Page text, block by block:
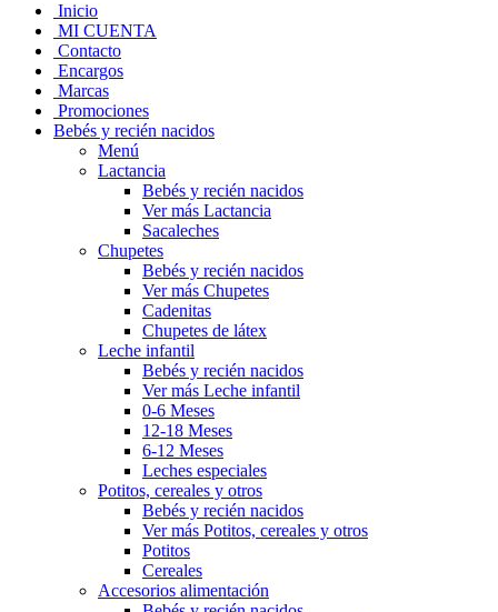
Inicio
MI CUENTA
Contacto
Encargos
Marcas
Promociones
Bebés y recién nacidos
Menú
Lactancia
Bebés y recién nacidos
Ver más Lactancia
Sacaleches
Chupetes
Bebés y recién nacidos
Ver más Chupetes
Cadenitas
Chupetes de látex
Leche infantil
Bebés y recién nacidos
Ver más Leche infantil
0-6 Meses
12-18 Meses
6-12 Meses
Leches especiales
Potitos, cereales y otros
Bebés y recién nacidos
Ver más Potitos, cereales y otros
Potitos
Cereales
Accesorios alimentación